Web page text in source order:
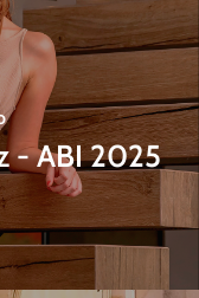
- ABI 2025